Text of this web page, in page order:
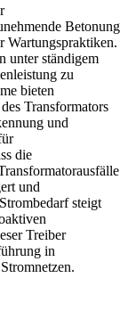
Betonung
Wartungspraktiken.
unter ständigem
zu
bieten
Transformators
und
die
und
steigt
Treiber
in